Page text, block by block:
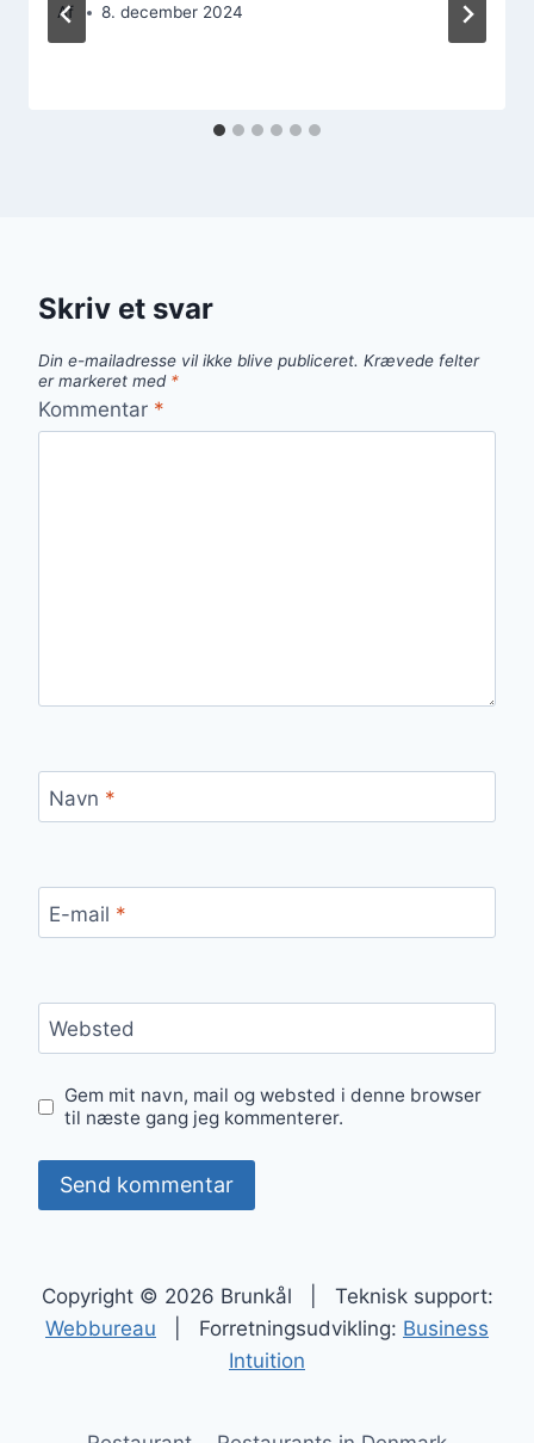
Af 8. december 2024
Skriv et svar
Din e-mailadresse vil ikke blive publiceret. Krævede felter
er markeret med *
Kommentar *
Navn *
E-mail *
Websted
Gem mit navn, mail og websted i denne browser
til næste gang jeg kommenterer.
Copyright © 2026 Brunkål | Teknisk support:
Webbureau | Forretningsudvikling: Business
Intuition